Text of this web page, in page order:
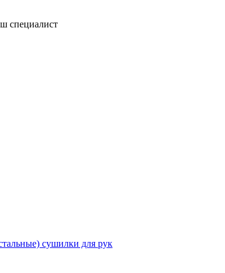
специалист
сушилки для рук